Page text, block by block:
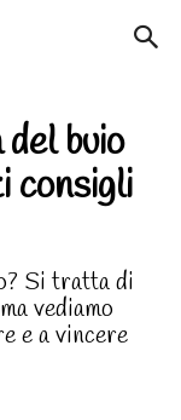
buio
consigli
Si tratta di
vediamo
e a vincere